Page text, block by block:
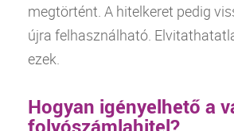
megtörtént. A hitelkeret pedig
újra felhasználható.
ezek.
Hogyan igényelhető a